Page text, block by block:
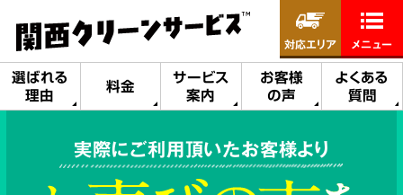
選ばれる
理由
料金
サービス
案内
お客様
の声
よくある
質問
対応エリア メニュー
実際にご利用頂いたお客様より